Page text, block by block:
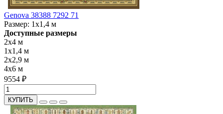
Genova 38388 7292 71
Размер: 1x1,4 м
Доступные размеры
2x4 м
1x1,4 м
2x2,9 м
4x6 м
9554 ₽
КУПИТЬ